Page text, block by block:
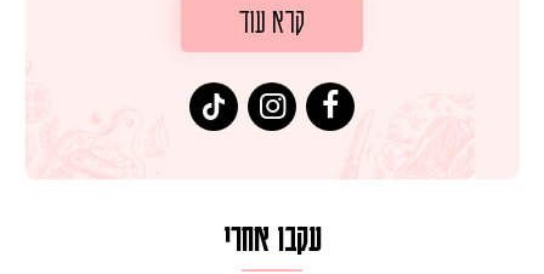
קרא עוד
עקבו אחרי